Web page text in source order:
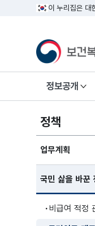
이 누리집은 대
정보공개
정책
업무계획
국민 삶을 바꾼
비급여 적정